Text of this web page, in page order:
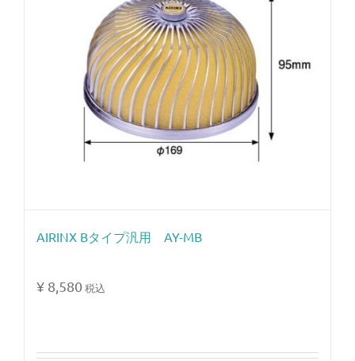
AIRINX Bタイプ汎用 AY-MB
¥ 8,580税込